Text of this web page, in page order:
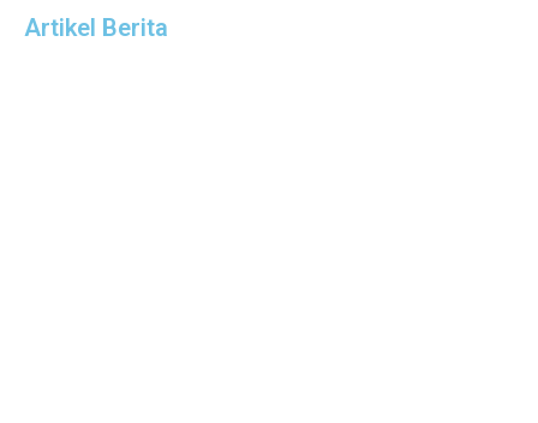
Artikel Berita